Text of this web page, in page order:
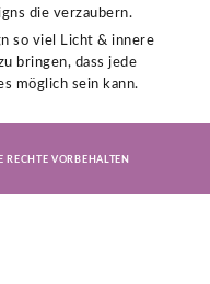
die verzaubern.
so viel Licht & innere
bringen, dass jede
möglich sein kann.
VORBEHALTEN